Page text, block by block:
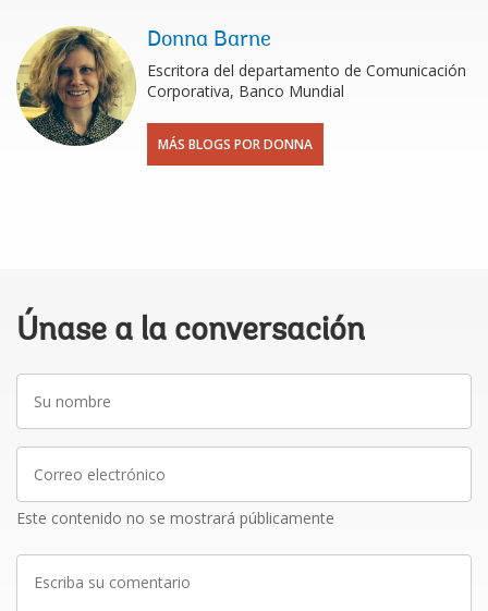
Donna Barne
Escritora del departamento de Comunicación
Corporativa, Banco Mundial
MÁS BLOGS POR DONNA
Únase a la conversación
Su
nombre
Correo
electrónico
Este contenido no se mostrará públicamente
Escriba